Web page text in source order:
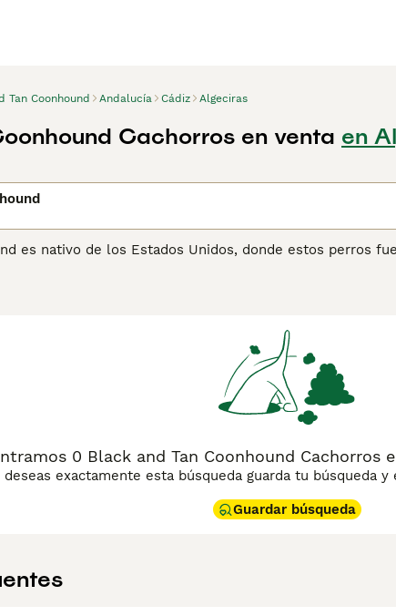
Tan Coonhound Andalucía Cádiz Algeciras
Cachorros en venta en
es nativo de los Estados Unidos, donde estos perros
en los Estados Unidos, donde también son una opción
0 Black and Tan Coonhound Cachorros
deseas exactamente esta búsqueda guarda tu búsqueda
Guardar búsqueda